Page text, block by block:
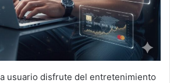
usuario disfrute del entretenimiento